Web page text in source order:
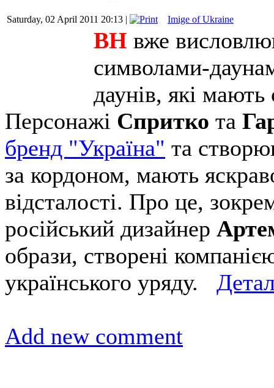
Saturday, 02 April 2011 20:13 | Imige of Ukraine
ВН вже
символами-
даунів, які мають
Персонажі Спритко та
бренд "Україна" та
за кордоном, мають
відсталості. Про це,
російський дизайнер
образи, створені
українського уряду.
Add new comment